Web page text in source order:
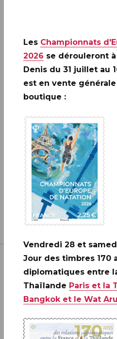
A ne pas rater:
CRÉATION DE
EN SAVOIR PLUS
Inscrivez-vous à
JE
Les Championnats
2026 se dérouleront
Denis du 31 juillet au
est en vente
boutique :
Vendredi 28 et
Jour des timbres 170
diplomatiques entre
Thaïlande Paris et la
Bangkok et le Wat